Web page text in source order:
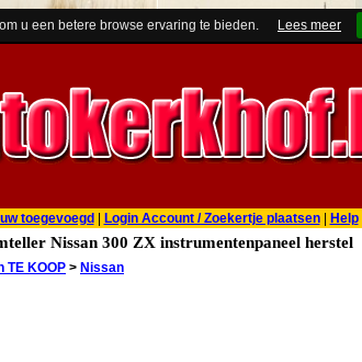
u een betere browse ervaring te bieden. Lees meer
toegevoegd Login Account / Zoekertje plaatsen| Help|
Nissan 300 ZX instrumentenpaneel herstel
TE KOOP > Nissan